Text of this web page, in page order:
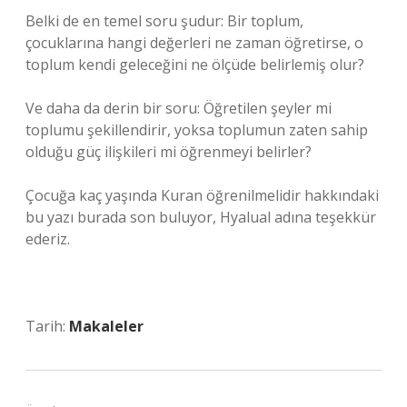
Belki de en temel soru şudur: Bir toplum,
çocuklarına hangi değerleri ne zaman öğretirse, o
toplum kendi geleceğini ne ölçüde belirlemiş olur?
Ve daha da derin bir soru: Öğretilen şeyler mi
toplumu şekillendirir, yoksa toplumun zaten sahip
olduğu güç ilişkileri mi öğrenmeyi belirler?
Çocuğa kaç yaşında Kuran öğrenilmelidir hakkındaki
bu yazı burada son buluyor, Hyalual adına teşekkür
ederiz.
Tarih: Makaleler